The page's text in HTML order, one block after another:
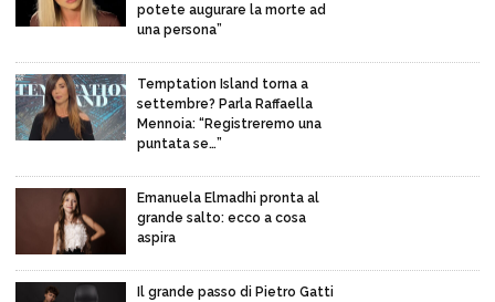
potete augurare la morte ad
una persona”
Temptation Island torna a
settembre? Parla Raffaella
Mennoia: “Registreremo una
puntata se…”
Emanuela Elmadhi pronta al
grande salto: ecco a cosa
aspira
Il grande passo di Pietro Gatti